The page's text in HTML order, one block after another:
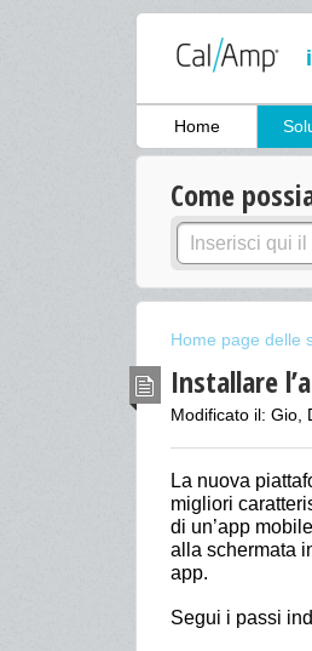
Home
Come
Home page delle
Installare
Modificato il: Gio,
La nuova
migliori
di un’app
alla schermata
app.
Segui i passi